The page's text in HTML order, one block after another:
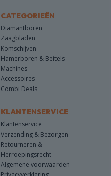
CATEGORIEËN
Diamantboren
Zaagbladen
Komschijven
Hamerboren & Beitels
Machines
Accessoires
Combi Deals
KLANTENSERVICE
Klantenservice
Verzending & Bezorgen
Retourneren &
Herroepingsrecht
Algemene voorwaarden